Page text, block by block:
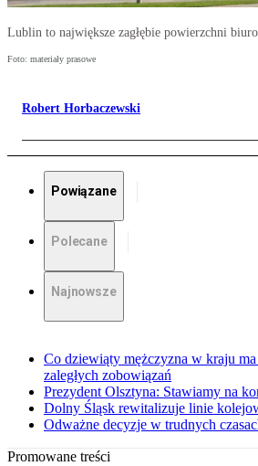
Lublin to największe zagłębie powierzchni
Foto: materiały prasowe
Robert Horbaczewski
Powiązane
Polecane
Najnowsze
Co dziewiąty mężczyzna w kraju ma
zaległych zobowiązań
Prezydent Olsztyna: Stawiamy na
Dolny Śląsk rewitalizuje linie
Odważne decyzje w trudnych
Promowane treści